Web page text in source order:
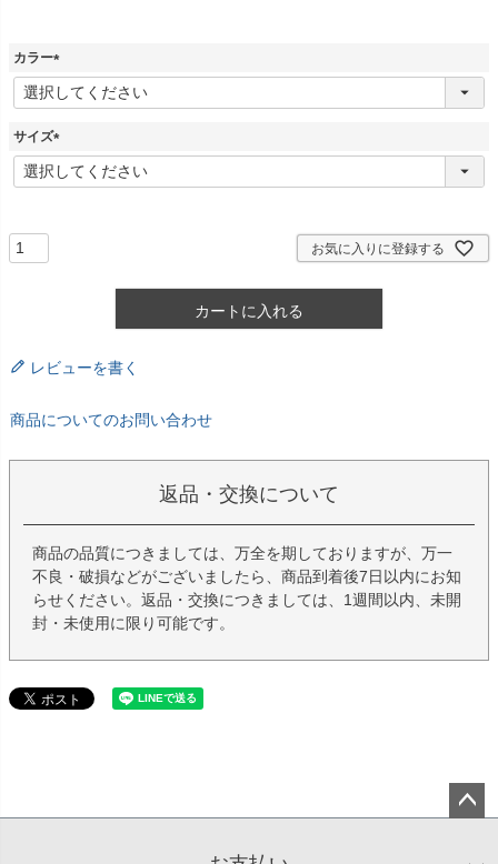
カラー
(
必
)
サイズ
(
必
お気に入りに登録する
カートに入れる
レビューを書く
商品についてのお問い合わせ
返品・交換について
商品の品質につきましては、万全を期しておりますが、万一
不良・破損などがございましたら、商品到着後7日以内にお知
らせください。返品・交換につきましては、1週間以内、未開
封・未使用に限り可能です。